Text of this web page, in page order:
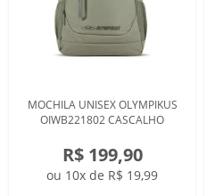
MOCHILA UNISEX OLYMPIKUS
OIWB221802 CASCALHO
R$ 199,90
ou 10x de R$ 19,99